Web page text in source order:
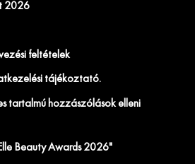
2026
feltételek
tájékoztató.
tartalmú hozzászólások elleni
Beauty Awards 2026"